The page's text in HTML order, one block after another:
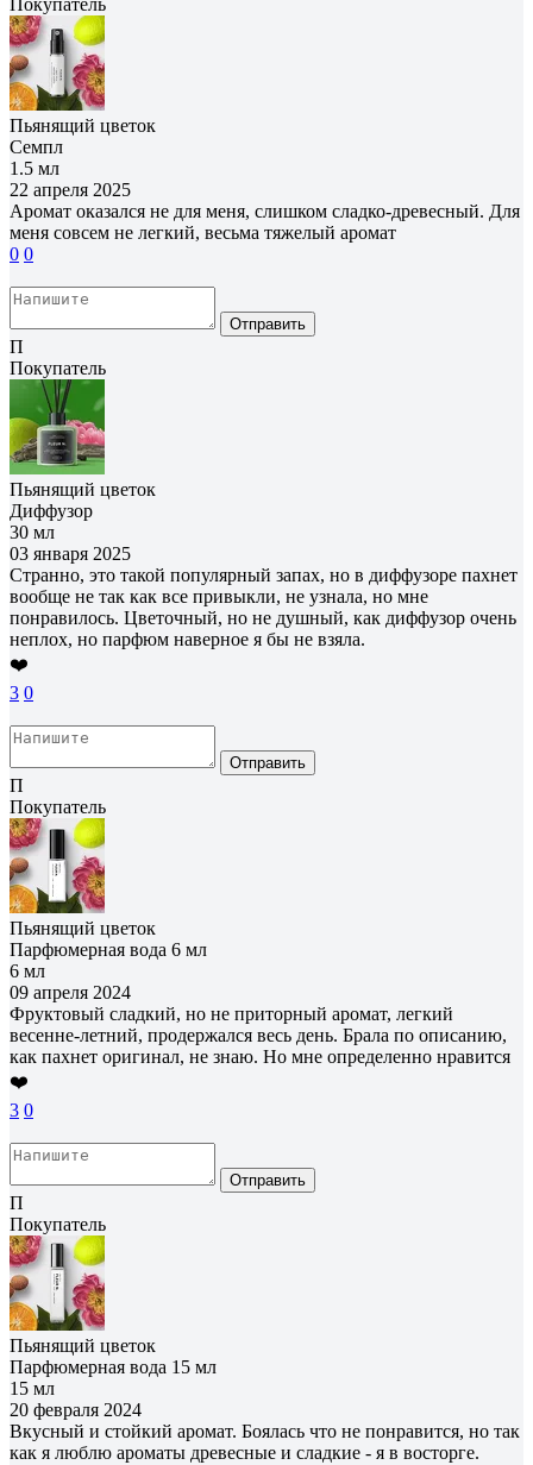
Пьянящий цветок
Семпл
1.5 мл
22 апреля 2025
Аромат оказался не для меня, слишком сладко-древесный. Для
меня совсем не легкий, весьма тяжелый аромат
0 0
Отправить
П
Покупатель
Пьянящий цветок
Диффузор
30 мл
03 января 2025
Странно, это такой популярный запах, но в диффузоре пахнет
вообще не так как все привыкли, не узнала, но мне
понравилось. Цветочный, но не душный, как диффузор очень
неплох, но парфюм наверное я бы не взяла.
❤️
3 0
Отправить
П
Покупатель
Пьянящий цветок
Парфюмерная вода 6 мл
6 мл
09 апреля 2024
Фруктовый сладкий, но не приторный аромат, легкий
весенне-летний, продержался весь день. Брала по описанию,
как пахнет оригинал, не знаю. Но мне определенно нравится
❤️
3 0
Отправить
П
Покупатель
Пьянящий цветок
Парфюмерная вода 15 мл
15 мл
20 февраля 2024
Вкусный и стойкий аромат. Боялась что не понравится, но так
как я люблю ароматы древесные и сладкие - я в восторге.